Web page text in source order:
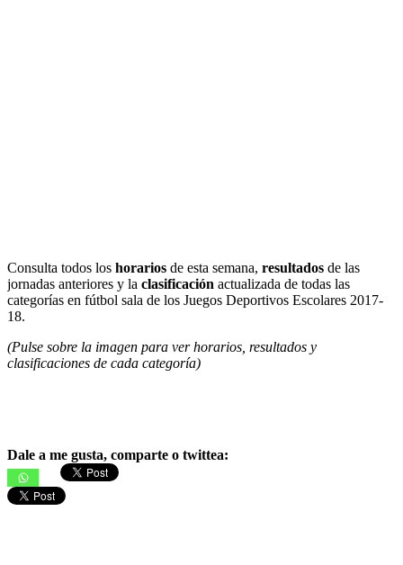
Consulta todos los horarios de esta semana, resultados de las
jornadas anteriores y la clasificación actualizada de todas las
categorías en fútbol sala de los Juegos Deportivos Escolares 2017-
18.
(Pulse sobre la imagen para ver horarios, resultados y
clasificaciones de cada categoría)
Dale a me gusta, comparte o twittea: